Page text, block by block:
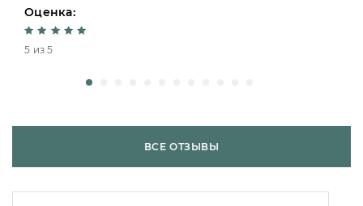
Оценка:
5 из 5
ВСЕ ОТЗЫВЫ